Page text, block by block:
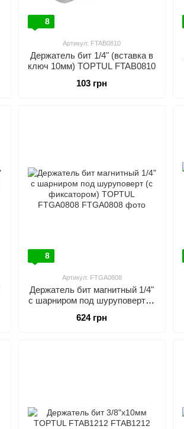
8
Артикул: FTAB0810
Держатель бит 1/4" (вставка в
ключ 10мм) TOPTUL FTAB0810
103 грн
8
Артикул: FTGA0808
Держатель бит магнитный 1/4"
с шарниром под шуруповерт (с
FTGA0808
624 грн